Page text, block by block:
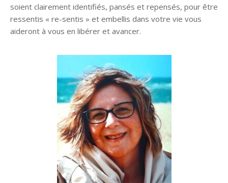
soient clairement identifiés, pansés et repensés, pour être
ressentis « re-sentis » et embellis dans votre vie vous
aideront à vous en libérer et avancer.